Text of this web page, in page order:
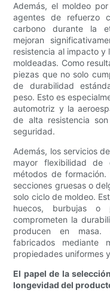
Además, el moldeo
agentes de refuerzo
carbono durante la
mejoran
resistencia al impacto y
moldeadas. Como
piezas que no solo
de durabilidad
peso. Esto es
automotriz y la
de alta resistencia
seguridad.
Además, los servicios
mayor flexibilidad de
métodos de
secciones gruesas o
solo ciclo de moldeo.
huecos, burbujas o
comprometen la
producen en masa.
fabricados mediante
propiedades uniformes
El papel de la
longevidad del